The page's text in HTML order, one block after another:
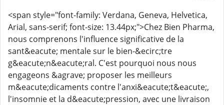
<span style="font-family: Verdana, Geneva, Helvetica,
Arial, sans-serif; font-size: 13.44px;">Chez Bien Pharma,
nous comprenons l'influence significative de la
sant&eacute; mentale sur le bien-&ecirc;tre
g&eacute;n&eacute;ral. C'est pourquoi nous nous
engageons &agrave; proposer les meilleurs
m&eacute;dicaments contre l'anxi&eacute;t&eacute;,
l'insomnie et la d&eacute;pression, avec une livraison